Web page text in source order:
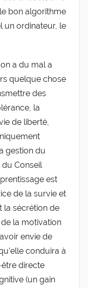
bon algorithme
un ordinateur, le
a du mal a
quelque chose
des
la
de liberté,
gestion du
du Conseil
est
de la survie et
la sécrétion de
la motivation
envie de
conduira à
directe
(un gain